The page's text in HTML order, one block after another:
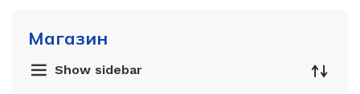
Магазин
Show sidebar